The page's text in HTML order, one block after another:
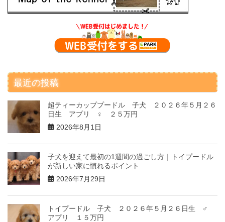
最近の投稿
超ティーカッププードル 子犬 ２０２６年５月２６
日生 アプリ ♀ ２５万円
2026年8月1日
子犬を迎えて最初の1週間の過ごし方｜トイプードル
が新しい家に慣れるポイント
2026年7月29日
トイプードル 子犬 ２０２６年５月２６日生 ♂
アプリ １５万円